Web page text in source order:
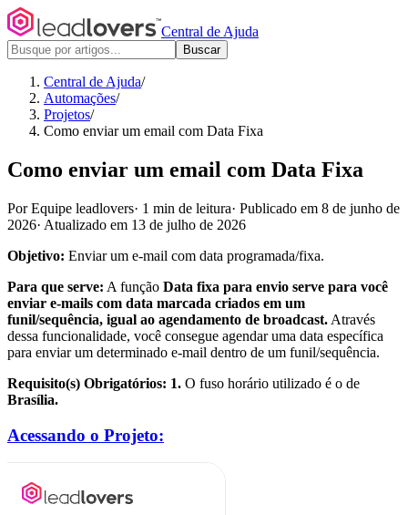
Central de Ajuda
Buscar
Central de Ajuda/
Automações/
Projetos/
Como enviar um email com Data Fixa
Como enviar um email com Data Fixa
Por Equipe leadlovers· 1 min de leitura· Publicado em 8 de junho de
2026· Atualizado em 13 de julho de 2026
Objetivo: Enviar um e-mail com data programada/fixa.
Para que serve: A função Data fixa para envio serve para você
enviar e-mails com data marcada criados em um
funil/sequência, igual ao agendamento de broadcast. Através
dessa funcionalidade, você consegue agendar uma data específica
para enviar um determinado e-mail dentro de um funil/sequência.
Requisito(s) Obrigatórios: 1. O fuso horário utilizado é o de
Brasília.
Acessando o Projeto: